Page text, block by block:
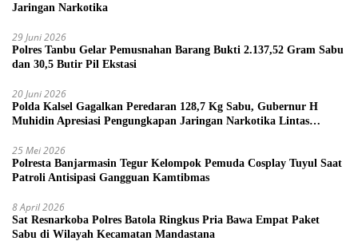
Jaringan Narkotika
29 Juni 2026
Polres Tanbu Gelar Pemusnahan Barang Bukti 2.137,52 Gram Sabu
dan 30,5 Butir Pil Ekstasi
20 Juni 2026
Polda Kalsel Gagalkan Peredaran 128,7 Kg Sabu, Gubernur H
Muhidin Apresiasi Pengungkapan Jaringan Narkotika Lintas
25 Mei 2026
Polresta Banjarmasin Tegur Kelompok Pemuda Cosplay Tuyul Saat
Patroli Antisipasi Gangguan Kamtibmas
8 April 2026
Sat Resnarkoba Polres Batola Ringkus Pria Bawa Empat Paket
Sabu di Wilayah Kecamatan Mandastana